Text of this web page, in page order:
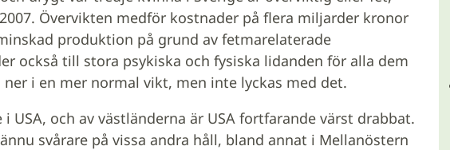
Övervikten medför kostnader på flera miljarder kronor
produktion på grund av fetmarelaterade
också till stora psykiska och fysiska lidanden för alla dem
i en mer normal vikt, men inte lyckas med det.
USA, och av västländerna är USA fortfarande värst drabbat.
svårare på vissa andra håll, bland annat i Mellanöstern